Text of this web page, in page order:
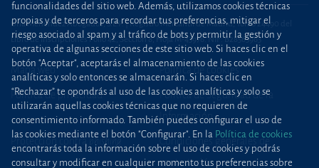
Uría Menéndez Abogados, S.L.P. | Registro Mercantil de Madrid, Tomo 24490 del
Libro de Inscripciones Folio 42, Sección 8, Hoja M-43976. NIF: B28563963
Mapa web Política de cookies
Política de privacidad
Política de Seguridad de la
Información
Protección contraphishing
Condiciones generales de
contratación
funcionalidades del sitio web. Además, utilizamos cookies técnicas
propias y de terceros para recordar tus preferencias, mitigar el
riesgo asociado al spam y al tráfico de bots y permitir la gestión y
operativa de algunas secciones de este sitio web. Si haces clic en el
botón "Aceptar", aceptarás el almacenamiento de las cookies
analíticas y solo entonces se almacenarán. Si haces clic en
“Rechazar” te opondrás al uso de las cookies analíticas y solo se
utilizarán aquellas cookies técnicas que no requieren de
consentimiento informado. También puedes configurar el uso de
las cookies mediante el botón "Configurar". En la Política de cookies
encontrarás toda la información sobre el uso de cookies y podrás
consultar y modificar en cualquier momento tus preferencias sobre